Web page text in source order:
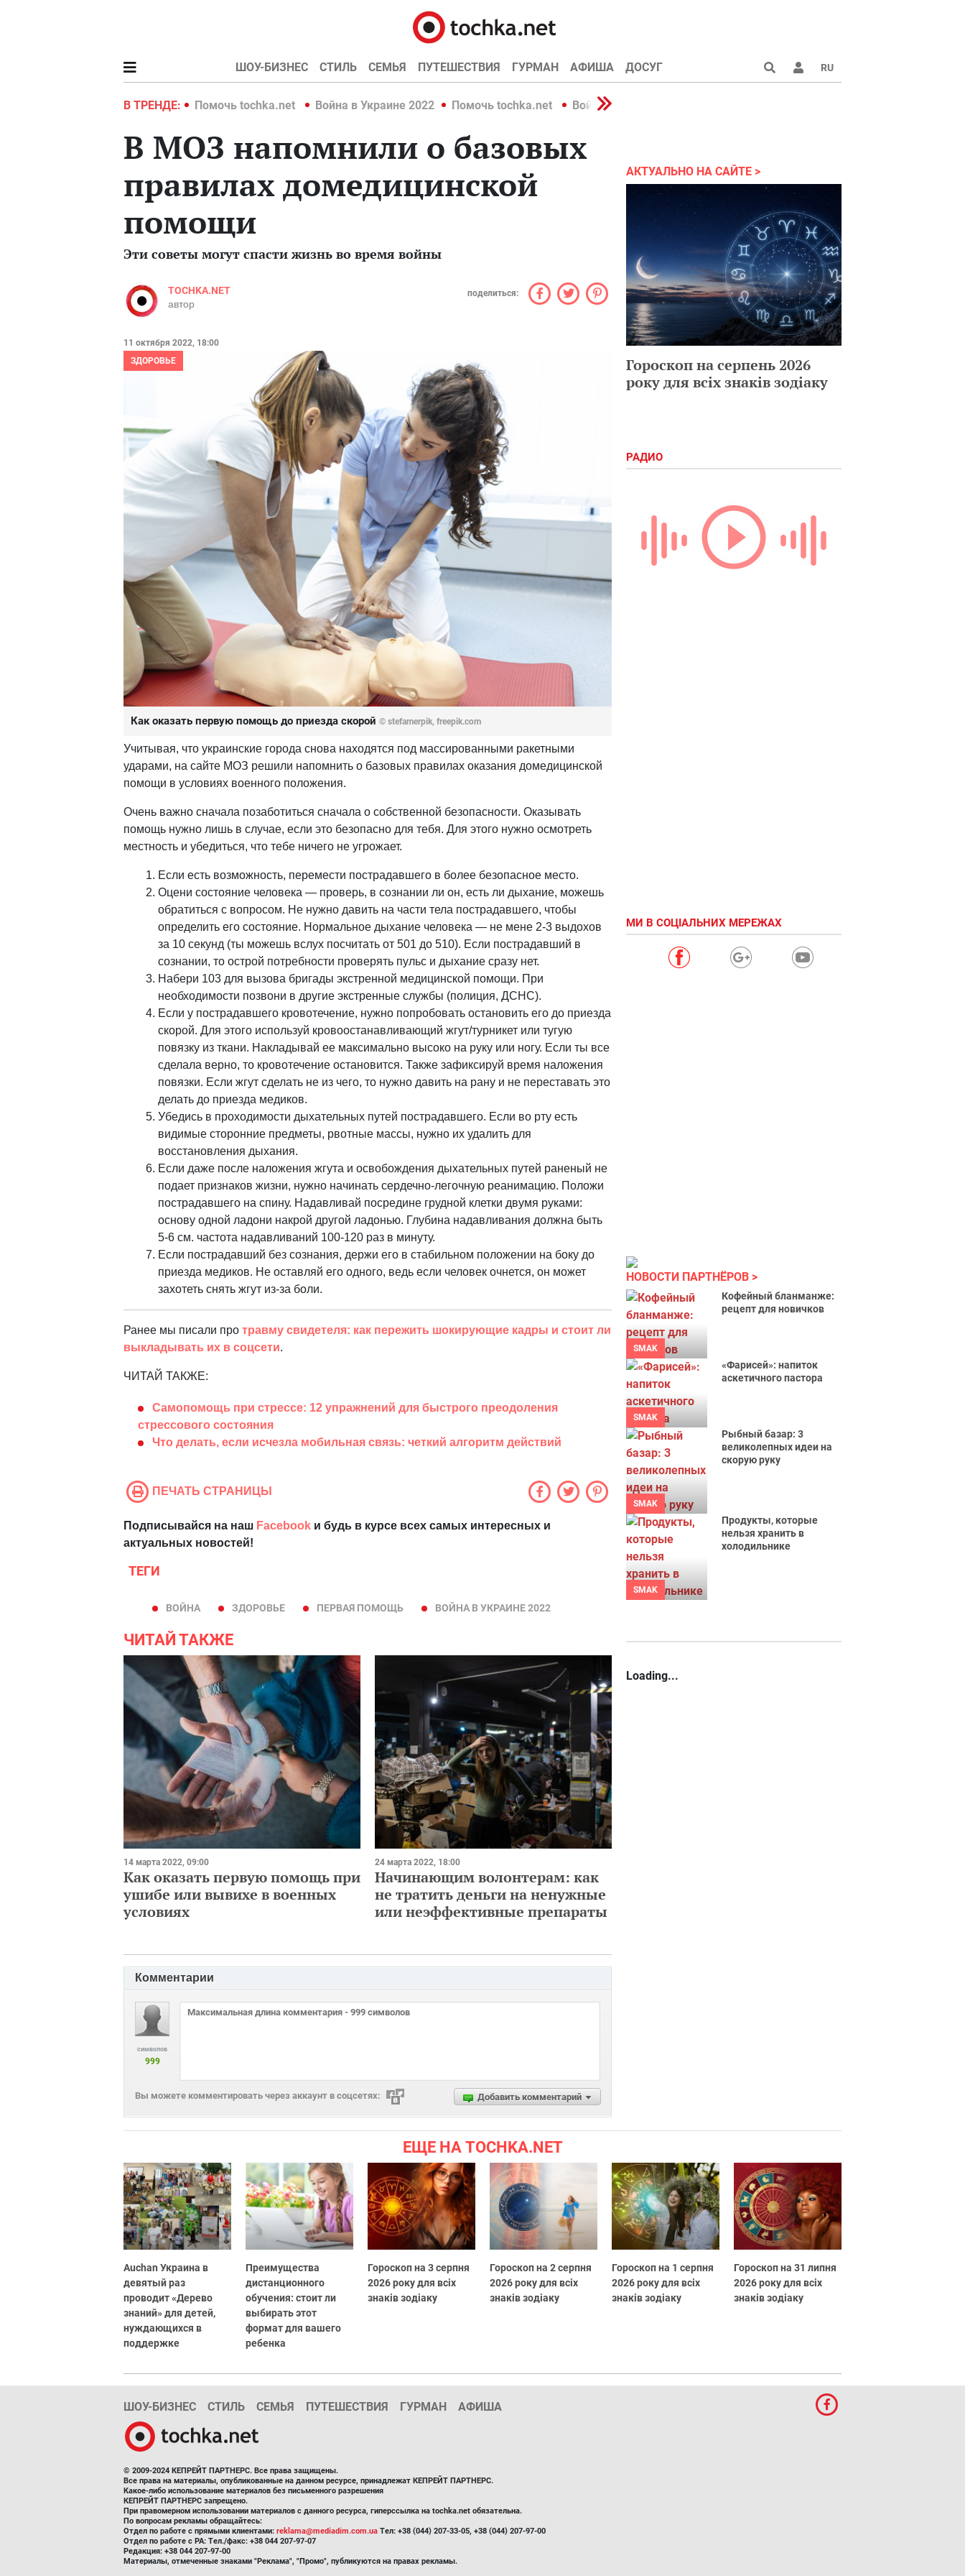
ШОУ-БИЗНЕС СТИЛЬ СЕМЬЯ ПУТЕШЕСТВИЯ ГУРМАН АФИША ДОСУГ RU
В ТРЕНДЕ:
Война в Украине 2022 Помочь tochka.net Война в Украине 2022 Помочь tochka.net Война в Украине 2022
В МОЗ напомнили о базовых
правилах домедицинской
помощи
Эти советы могут спасти жизнь во время войны
TOCHKA.NET
автор
поделиться:
11 октября 2022, 18:00
ЗДОРОВЬЕ
Как оказать первую помощь до приезда скорой © stefamerpik, freepik.com
Учитывая, что украинские города снова находятся под массированными ракетными
ударами, на сайте МОЗ решили напомнить о базовых правилах оказания домедицинской
помощи в условиях военного положения.
Очень важно сначала позаботиться сначала о собственной безопасности. Оказывать
помощь нужно лишь в случае, если это безопасно для тебя. Для этого нужно осмотреть
местность и убедиться, что тебе ничего не угрожает.
Если есть возможность, перемести пострадавшего в более безопасное место.
Оцени состояние человека — проверь, в сознании ли он, есть ли дыхание, можешь
обратиться с вопросом. Не нужно давить на части тела пострадавшего, чтобы
определить его состояние. Нормальное дыхание человека — не мене 2-3 выдохов
за 10 секунд (ты можешь вслух посчитать от 501 до 510). Если пострадавший в
сознании, то острой потребности проверять пульс и дыхание сразу нет.
Набери 103 для вызова бригады экстренной медицинской помощи. При
необходимости позвони в другие экстренные службы (полиция, ДСНС).
Если у пострадавшего кровотечение, нужно попробовать остановить его до приезда
скорой. Для этого используй кровоостанавливающий жгут/турникет или тугую
повязку из ткани. Накладывай ее максимально высоко на руку или ногу. Если ты все
сделала верно, то кровотечение остановится. Также зафиксируй время наложения
повязки. Если жгут сделать не из чего, то нужно давить на рану и не переставать это
делать до приезда медиков.
Убедись в проходимости дыхательных путей пострадавшего. Если во рту есть
видимые сторонние предметы, рвотные массы, нужно их удалить для
восстановления дыхания.
Если даже после наложения жгута и освобождения дыхательных путей раненый не
подает признаков жизни, нужно начинать сердечно-легочную реанимацию. Положи
пострадавшего на спину. Надавливай посредине грудной клетки двумя руками:
основу одной ладони накрой другой ладонью. Глубина надавливания должна быть
5-6 см. частота надавливаний 100-120 раз в минуту.
Если пострадавший без сознания, держи его в стабильном положении на боку до
приезда медиков. Не оставляй его одного, ведь если человек очнется, он может
захотеть снять жгут из-за боли.
Ранее мы писали про травму свидетеля: как пережить шокирующие кадры и стоит ли
выкладывать их в соцсети.
ЧИТАЙ ТАКЖЕ:
Самопомощь при стрессе: 12 упражнений для быстрого преодоления
стрессового состояния
Что делать, если исчезла мобильная связь: четкий алгоритм действий
ПЕЧАТЬ СТРАНИЦЫ
Подписывайся на наш Facebook и будь в курсе всех самых интересных и
актуальных новостей!
ТЕГИ
ВОЙНА ЗДОРОВЬЕ ПЕРВАЯ ПОМОЩЬ ВОЙНА В УКРАИНЕ 2022
ЧИТАЙ ТАКЖЕ
14 марта 2022, 09:00
Как оказать первую помощь при
ушибе или вывихе в военных
условиях
24 марта 2022, 18:00
Начинающим волонтерам: как
не тратить деньги на ненужные
или неэффективные препараты
Комментарии
символов
999
Добавить комментарий
Вы можете комментировать через аккаунт в соцсетях:
АКТУАЛЬНО НА САЙТЕ
Гороскоп на серпень 2026
року для всіх знаків зодіаку
РАДИО
МИ В СОЦІАЛЬНИХ МЕРЕЖАХ
НОВОСТИ ПАРТНЁРОВ
SMAK
Кофейный бланманже:
рецепт для новичков
SMAK
«Фарисей»: напиток
аскетичного пастора
SMAK
Рыбный базар: 3
великолепных идеи на
скорую руку
SMAK
Продукты, которые
нельзя хранить в
холодильнике
Loading...
ЕЩЕ НА TOCHKA.NET
Auchan Украина в
девятый раз
проводит «Дерево
знаний» для детей,
нуждающихся в
поддержке
Преимущества
дистанционного
обучения: стоит ли
выбирать этот
формат для вашего
ребенка
Гороскоп на 3 серпня
2026 року для всіх
знаків зодіаку
Гороскоп на 2 серпня
2026 року для всіх
знаків зодіаку
Гороскоп на 1 серпня
2026 року для всіх
знаків зодіаку
Гороскоп на 31 липня
2026 року для всіх
знаків зодіаку
ШОУ-БИЗНЕС СТИЛЬ СЕМЬЯ ПУТЕШЕСТВИЯ ГУРМАН АФИША
© 2009-2024 КЕПРЕЙТ ПАРТНЕРС. Все права защищены.
Все права на материалы, опубликованные на данном ресурсе, принадлежат КЕПРЕЙТ ПАРТНЕРС.
Какое-либо использование материалов без письменного разрешения
КЕПРЕЙТ ПАРТНЕРС запрещено.
При правомерном использовании материалов с данного ресурса, гиперссылка на tochka.net обязательна.
По вопросам рекламы обращайтесь:
Отдел по работе с прямыми клиентами: reklama@mediadim.com.ua Тел: +38 (044) 207-33-05, +38 (044) 207-97-00
Отдел по работе с РА: Тел./факс: +38 044 207-97-07
Редакция: +38 044 207-97-00
Материалы, отмеченные знаками "Реклама", "Промо", публикуются на правах рекламы.